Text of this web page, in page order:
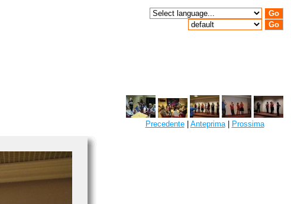
Precedente| Anteprima| Prossima